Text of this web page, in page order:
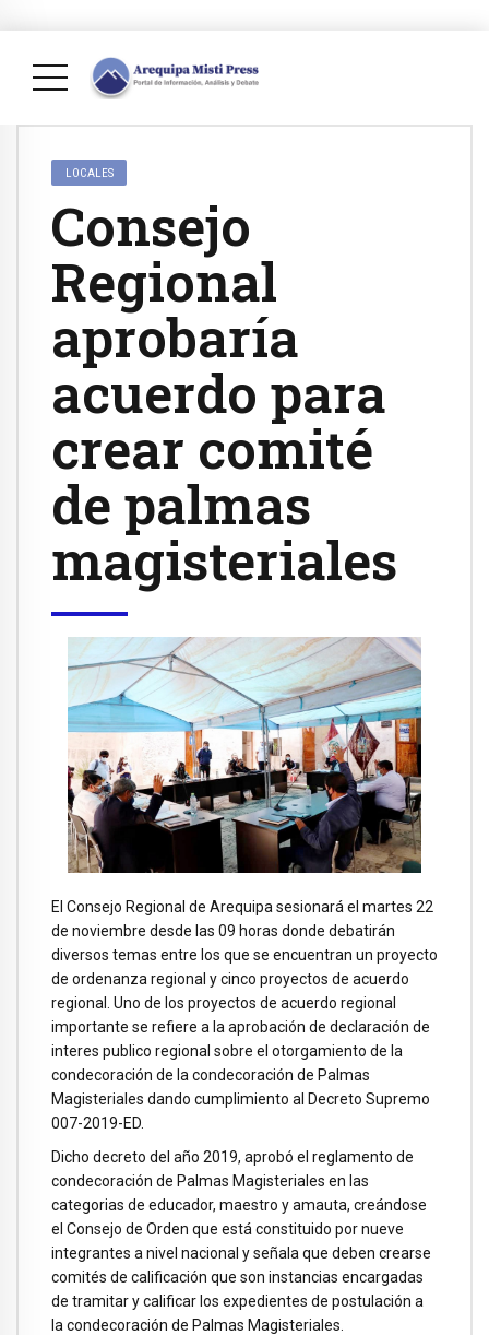
LOCALES
Consejo
Regional
aprobaría
acuerdo para
crear comité
de palmas
magisteriales
El Consejo Regional de Arequipa sesionará el martes 22
de noviembre desde las 09 horas donde debatirán
diversos temas entre los que se encuentran un proyecto
de ordenanza regional y cinco proyectos de acuerdo
regional. Uno de los proyectos de acuerdo regional
importante se refiere a la aprobación de declaración de
interes publico regional sobre el otorgamiento de la
condecoración de la condecoración de Palmas
Magisteriales dando cumplimiento al Decreto Supremo
007-2019-ED.
Dicho decreto del año 2019, aprobó el reglamento de
condecoración de Palmas Magisteriales en las
categorias de educador, maestro y amauta, creándose
el Consejo de Orden que está constituido por nueve
integrantes a nivel nacional y señala que deben crearse
comités de calificación que son instancias encargadas
de tramitar y calificar los expedientes de postulación a
la condecoración de Palmas Magisteriales.